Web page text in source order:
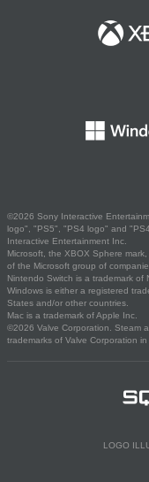
©2026 Sony Interactive
logo", "PS5", "PS4 logo" and
Interactive Entertainment Inc.
Microsoft, the XBOX Sphere
of the Microsoft group of
Nintendo Switch is a trademark of
Windows is either a registered
States and/or other countries.
Mac is a trademark of Apple Inc.
©2026 Valve Corporation. Steam
trademarks of Valve Corporation
LOGO